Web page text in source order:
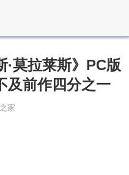
·莫拉莱斯》PC版
及前作四分之一
家